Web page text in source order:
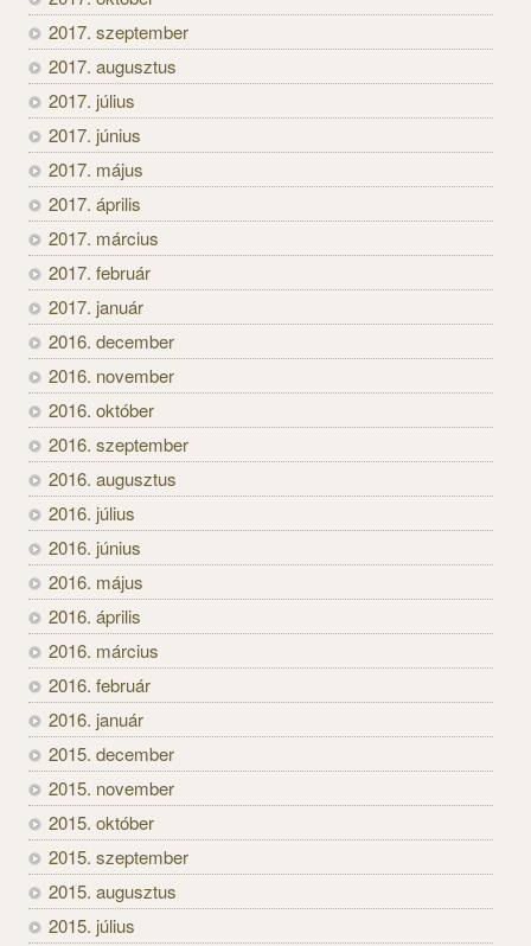
2017. szeptember
2017. augusztus
2017. július
2017. június
2017. május
2017. április
2017. március
2017. február
2017. január
2016. december
2016. november
2016. október
2016. szeptember
2016. augusztus
2016. július
2016. június
2016. május
2016. április
2016. március
2016. február
2016. január
2015. december
2015. november
2015. október
2015. szeptember
2015. augusztus
2015. július